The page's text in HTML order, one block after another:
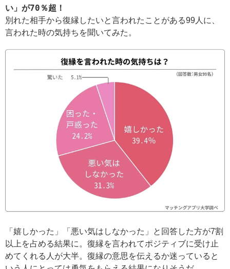
い」が70％超！
別れた相手から復縁したいと言われたことがある99人に、
言われた時の気持ちを聞いてみた。
「嬉しかった」「悪い気はしなかった」と回答した方が7割
以上を占める結果に。復縁を言われてポジティブに受け止
めてくれる人が大半。復縁の意思を伝えるか迷っていると